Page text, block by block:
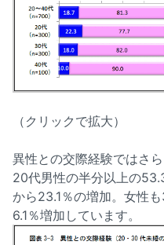
（クリックで拡大）
異性との交際経験ではさ
20代男性の半分以上の
から23.1％の増加。女性
6.1％増加しています。